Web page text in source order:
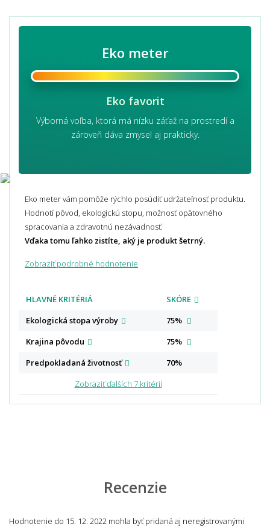
Eko meter
Eko favorit
Výborná voľba, ktorá má nízku záťaž na prostredí a
zároveň dáva zmysel aj prakticky.
Eko meter vám pomôže rýchlo posúdiť udržateľnosť produktu.
Hodnotí pôvod, ekologickú stopu, možnosť opätovného
spracovania a zdravotnú nezávadnosť.
Vďaka tomu ľahko zistíte, aký je produkt šetrný.
Zobraziť podrobné hodnotenie
HLAVNÉ KRITÉRIÁ
SKÓRE
Ekologická stopa výroby
75%
Krajina pôvodu
75%
Predpokladaná životnosť
70%
Zobraziť ďalších 7 kritérií
Recenzie
Hodnotenie do 15. 12. 2022 mohla byť pridaná aj neregistrovanými